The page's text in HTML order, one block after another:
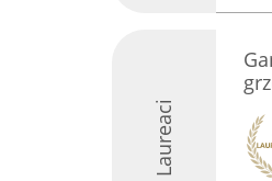
Laureaci